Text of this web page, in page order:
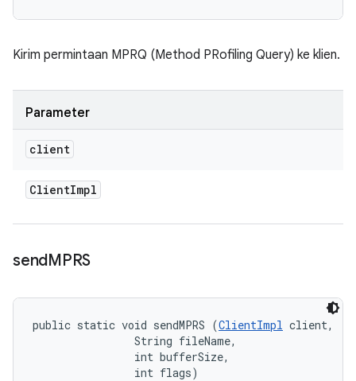
Kirim permintaan MPRQ (Method PRofiling Query) ke klien.
Parameter
client
ClientImpl
sendMPRS
public static void sendMPRS (ClientImpl client,
                String fileName,
                int bufferSize,
                int flags)